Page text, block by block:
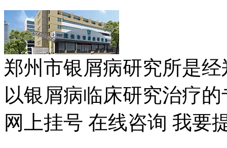
郑州市银屑病研究所是
以银屑病临床研究治疗
网上挂号 在线咨询 我要